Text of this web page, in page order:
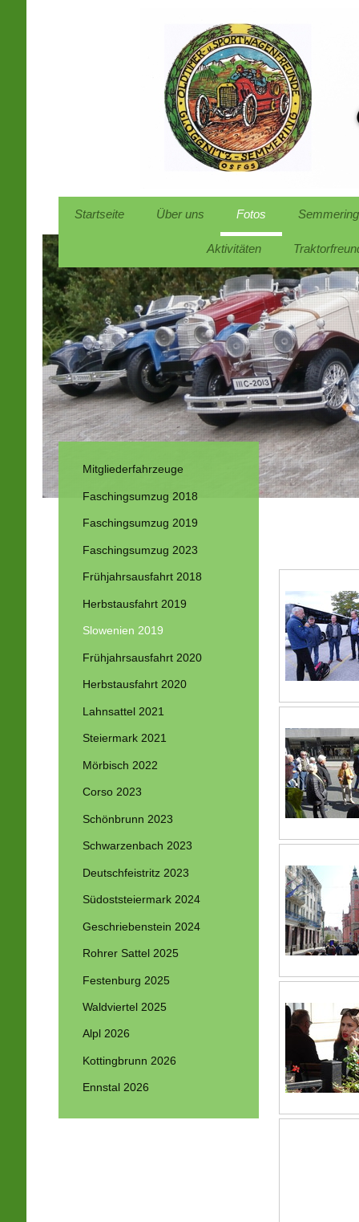
Startseite Über uns Fotos
Aktivitäten
Mitgliederfahrzeuge
Faschingsumzug 2018
Faschingsumzug 2019
Faschingsumzug 2023
Frühjahrsausfahrt 2018
Herbstausfahrt 2019
Slowenien 2019
Frühjahrsausfahrt 2020
Herbstausfahrt 2020
Lahnsattel 2021
Steiermark 2021
Mörbisch 2022
Corso 2023
Schönbrunn 2023
Schwarzenbach 2023
Deutschfeistritz 2023
Südoststeiermark 2024
Geschriebenstein 2024
Rohrer Sattel 2025
Festenburg 2025
Waldviertel 2025
Alpl 2026
Kottingbrunn 2026
Ennstal 2026